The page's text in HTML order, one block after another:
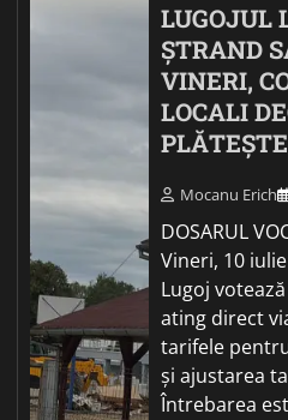
LUGOJUL
ȘTRAND
VINERI,
LOCALI
Mocanu Erich
DOSARUL
Vineri, 10
Lugoj
ating direct
tarifele
și ajustarea
Întrebarea